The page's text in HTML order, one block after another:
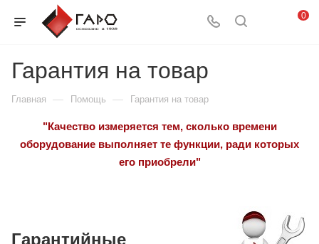
0
Гарантия на товар
Главная — Помощь — Гарантия на товар
"Качество измеряется тем, сколько времени
оборудование выполняет те функции, ради которых
его приобрели"
Гарантийные